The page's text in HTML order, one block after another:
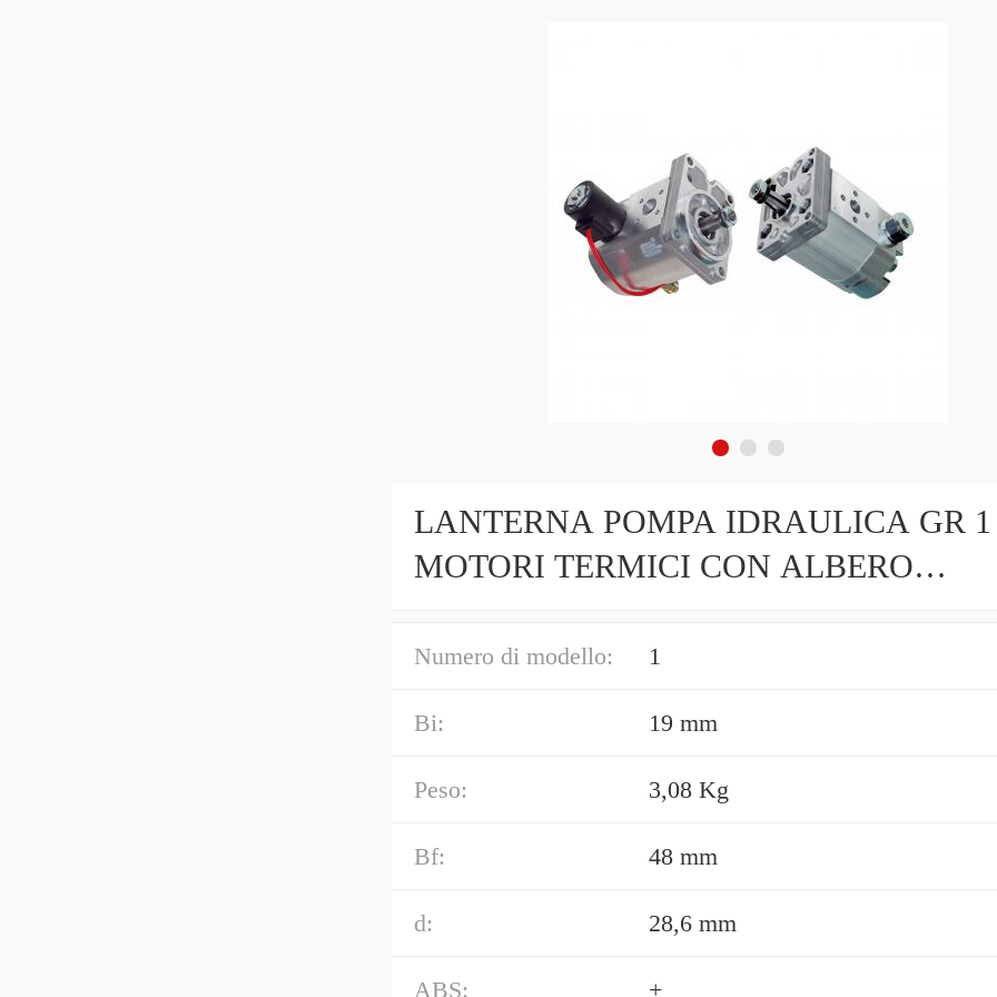
LANTERNA POMPA IDRAULICA GR 1
MOTORI TERMICI CON ALBERO
Numero di modello: 1
Bi: 19 mm
Peso: 3,08 Kg
Bf: 48 mm
d: 28,6 mm
ABS: +